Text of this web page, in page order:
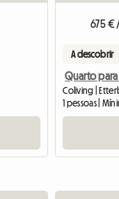
675 €
A descobrir
Coliving |
1 pessoas |